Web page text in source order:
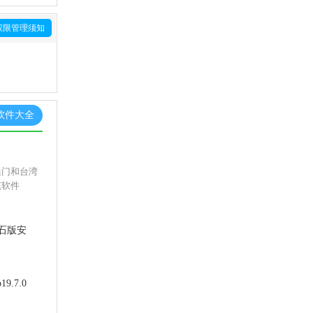
限管理须知
件大全
和台湾
件
版安
中